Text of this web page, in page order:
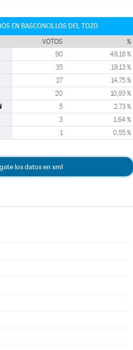
EN BASCONCILLOS DEL TOZO
VOTOS %
90 49,18 %
35 19,13 %
27 14,75 %
20 10,93 %
5 2,73 %
3 1,64 %
1 0,55 %
los datos en xml